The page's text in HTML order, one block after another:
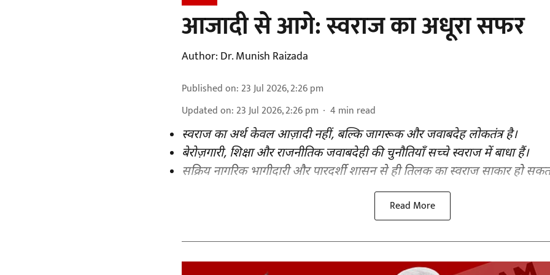
आजादी से आगे: स्वराज का अधूरा सफर
Author: Dr. Munish Raizada
Published on: 23 Jul 2026, 2:26 pm
Updated on: 23 Jul 2026, 2:26 pm 4 min read
स्वराज का अर्थ केवल आज़ादी नहीं, बल्कि जागरूक और जवाबदेह लोकतंत्र है।
बेरोज़गारी, शिक्षा और राजनीतिक जवाबदेही की चुनौतियाँ सच्चे स्वराज में बाधा हैं।
सक्रिय नागरिक भागीदारी और पारदर्शी शासन से ही तिलक का स्वराज साकार हो
Read More